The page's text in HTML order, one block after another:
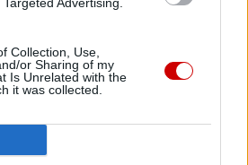
Collection, Use,
or Sharing of my
Is Unrelated with the
it was collected.